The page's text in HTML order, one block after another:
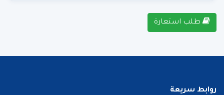
طلب استعارة
روابط سريعة